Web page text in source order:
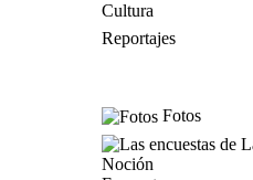
Cultura
Reportajes
Fotos